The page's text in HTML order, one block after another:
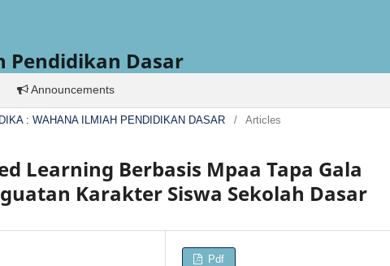
Pendidikan Dasar
Announcements
: WAHANA ILMIAH PENDIDIKAN DASAR / Articles
Learning Berbasis Mpaa Tapa Gala
Karakter Siswa Sekolah Dasar
Pdf